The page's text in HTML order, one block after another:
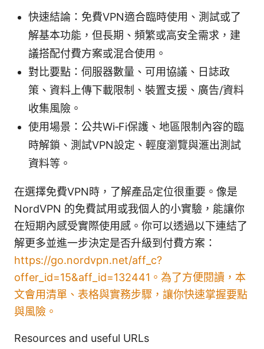
快速結論：免費VPN適合臨時使用、測試或了
解基本功能，但長期、頻繁或高安全需求，建
議搭配付費方案或混合使用。
對比要點：伺服器數量、可用協議、日誌政
策、資料上傳下載限制、裝置支援、廣告/資料
收集風險。
使用場景：公共Wi‑Fi保護、地區限制內容的臨
時解鎖、測試VPN設定、輕度瀏覽與滙出測試
資料等。
在選擇免費VPN時，了解產品定位很重要。像是
NordVPN 的免費試用或我個人的小實驗，能讓你
在短期內感受實際使用感。你可以透過以下連結了
解更多並進一步決定是否升級到付費方案：
https://go.nordvpn.net/aff_c?
offer_id=15&aff_id=132441。為了方便閱讀，本
文會用清單、表格與實務步驟，讓你快速掌握要點
與風險。
Resources and useful URLs